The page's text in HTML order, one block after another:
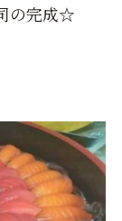
の完成☆